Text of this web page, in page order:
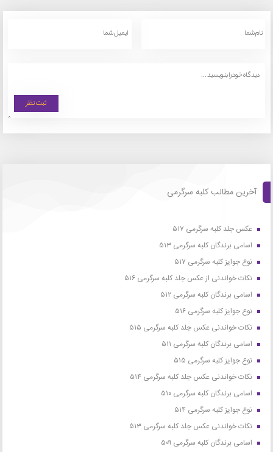
آخرین مطالب کلبه سرگرمی
عکس جلد کلبه سرگرمی ۵۱۷
اسامی برندگان کلبه سرگرمی ۵۱۳
نوع جوایز کلبه سرگرمی ۵۱۷
نکات خواندنی از عکس جلد کلبه سرگرمی ۵۱۶
اسامی برندگان کلبه سرگرمی ۵۱۲
نوع جوایز کلبه سرگرمی ۵۱۶
نکات خواندنی عکس جلد کلبه سرگرمی ۵۱۵
اسامی برندگان کلبه سرگرمی ۵۱۱
نوع جوایز کلبه سرگرمی ۵۱۵
نکات خواندنی عکس جلد کلبه سرگرمی ۵۱۴
اسامی برندگان کلبه سرگرمی ۵۱۰
نوع جوایز کلبه سرگرمی ۵۱۴
نکات خواندنی عکس جلد کلبه سرگرمی ۵۱۳
اسامی برندگان کلبه سرگرمی ۵۰۹